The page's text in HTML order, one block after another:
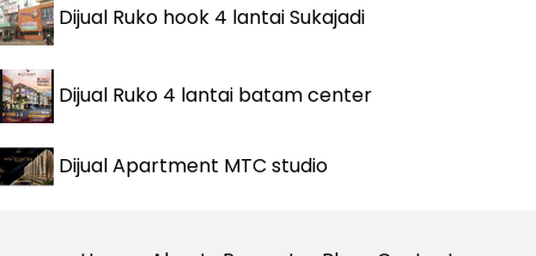
Dijual Ruko hook 4 lantai Sukajadi
Dijual Ruko 4 lantai batam center
DijualApartment MTC studio